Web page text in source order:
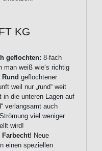
KG
geflochten: 8-fach
man weiß wie‘s richtig
Rund geflochtener
weil nur „rund“ weit
die unteren Lagen auf
verlangsamt auch
viel weniger
wird!
Farbecht! Neue
einen speziellen